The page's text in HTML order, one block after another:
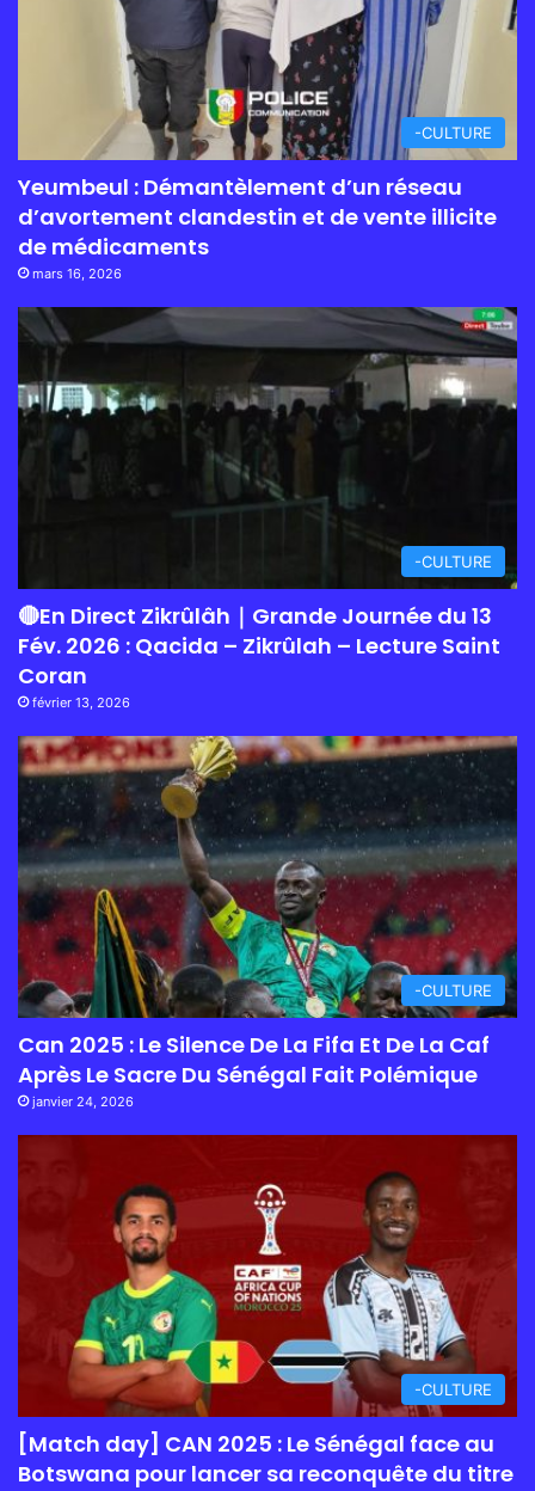
-CULTURE
Yeumbeul : Démantèlement d’un réseau
d’avortement clandestin et de vente illicite
de médicaments
mars 16, 2026
-CULTURE
🔴En Direct Zikrûlâh｜Grande Journée du 13
Fév. 2026 : Qacida – Zikrûlah – Lecture Saint
Coran
février 13, 2026
-CULTURE
Can 2025 : Le Silence De La Fifa Et De La Caf
Après Le Sacre Du Sénégal Fait Polémique
janvier 24, 2026
-CULTURE
[Match day] CAN 2025 : Le Sénégal face au
Botswana pour lancer sa reconquête du titre